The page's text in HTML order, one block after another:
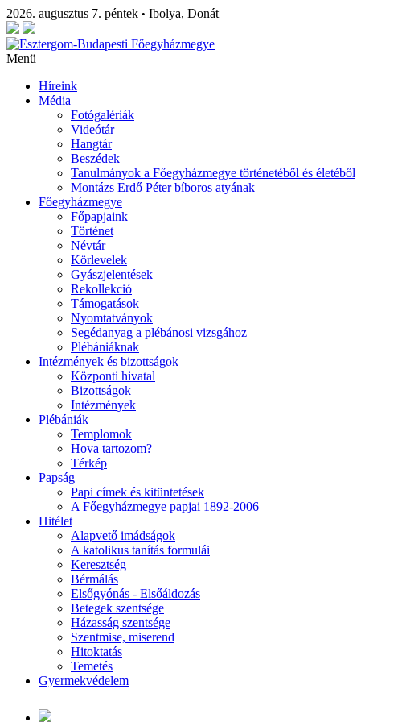
2026. augusztus 7. péntek • Ibolya, Donát
Menü
Híreink
Média
Fotógalériák
Videótár
Hangtár
Beszédek
Tanulmányok a Főegyházmegye történetéből és életéből
Montázs Erdő Péter bíboros atyának
Főegyházmegye
Főpapjaink
Történet
Névtár
Körlevelek
Gyászjelentések
Rekollekció
Támogatások
Nyomtatványok
Segédanyag a plébánosi vizsgához
Plébániáknak
Intézmények és bizottságok
Központi hivatal
Bizottságok
Intézmények
Plébániák
Templomok
Hova tartozom?
Térkép
Papság
Papi címek és kitüntetések
A Főegyházmegye papjai 1892-2006
Hitélet
Alapvető imádságok
A katolikus tanítás formulái
Keresztség
Bérmálás
Elsőgyónás - Elsőáldozás
Betegek szentsége
Házasság szentsége
Szentmise, miserend
Hitoktatás
Temetés
Gyermekvédelem